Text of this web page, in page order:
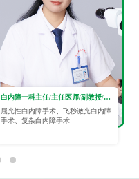
白内障一科主任/主任医师/副教授/眼科学硕士
屈光性白内障手术、飞秒激光白内障
手术、复杂白内障手术